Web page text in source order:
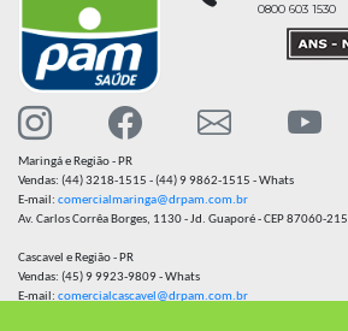
0800 603 1530
Maringá e Região - PR
Vendas: (44) 3218-1515 - (44) 9 9862-1515 - Whats
E-mail: comercialmaringa@drpam.com.br
Av. Carlos Corrêa Borges, 1130 - Jd. Guaporé - CEP 87060-215
Cascavel e Região - PR
Vendas: (45) 9 9923-9809 - Whats
E-mail: comercialcascavel@drpam.com.br